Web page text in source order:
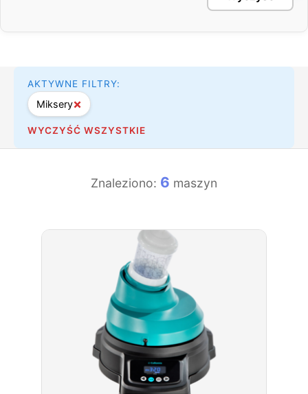
AKTYWNE FILTRY:
Miksery×
WYCZYŚĆ WSZYSTKIE
Znaleziono: 6 maszyn